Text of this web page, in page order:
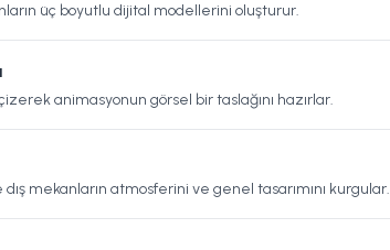
üç boyutlu dijital modellerini oluşturur.
animasyonun görsel bir taslağını hazırlar.
mekanların atmosferini ve genel tasarımını kurgular.